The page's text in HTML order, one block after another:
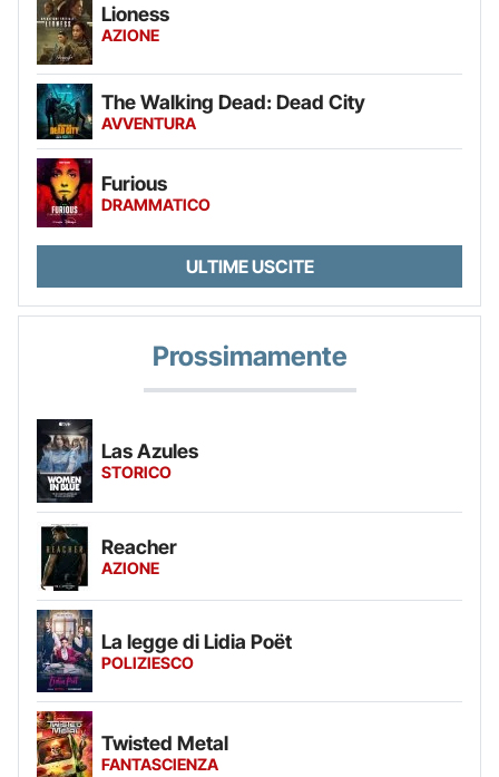
Lioness
AZIONE
The Walking Dead: Dead City
AVVENTURA
Furious
DRAMMATICO
ULTIME USCITE
Prossimamente
Las Azules
STORICO
Reacher
AZIONE
La legge di Lidia Poët
POLIZIESCO
Twisted Metal
FANTASCIENZA